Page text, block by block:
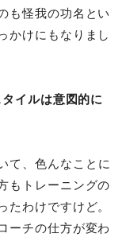
も怪我の功名とい
かけにもなりまし
イルは意図的に
て、色んなことに
もトレーニングの
たわけですけど。
ーチの仕方が変わ